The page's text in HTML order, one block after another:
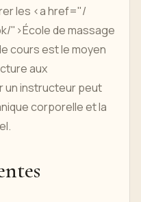
les <a href="/
">École de massage
cours est le moyen
aux
un instructeur peut
corporelle et la